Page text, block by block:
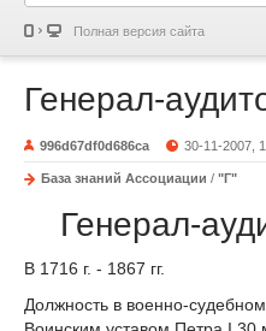
Полная версия сайта
Генерал-
996d67df0d686ca 30-11-2007,
База знаний Ассоциации / "Г"
Генерал-
В 1716 г. - 1867 гг.
Должность в военно-